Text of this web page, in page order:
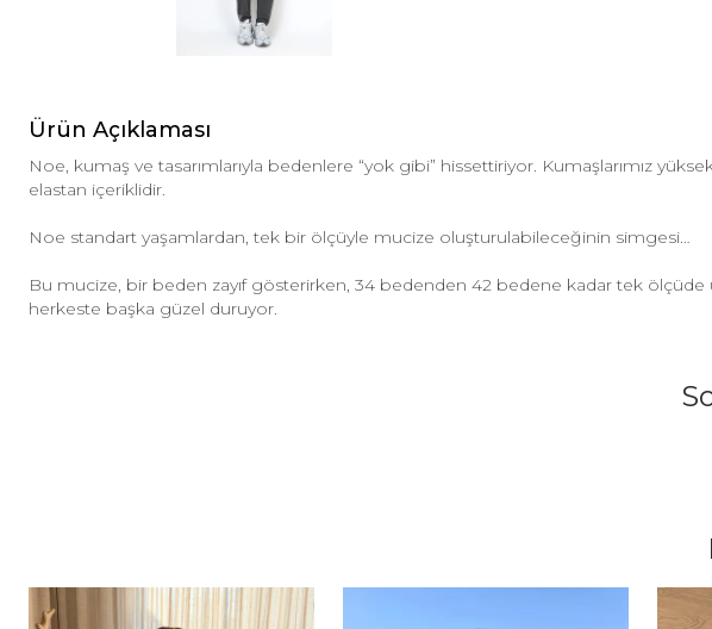
Ürün Açıklaması
Noe, kumaş ve tasarımlarıyla bedenlere “yok gibi” hissettiriyor. Kumaşlarımız
elastan içeriklidir.
Noe standart yaşamlardan, tek bir ölçüyle mucize oluşturulabileceğinin simgesi…
Bu mucize, bir beden zayıf gösterirken, 34 bedenden 42 bedene kadar tek
herkeste başka güzel duruyor.